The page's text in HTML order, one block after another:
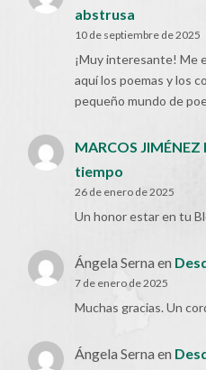
abstrusa
10 de septiembre de 2025
¡Muy interesante! Me
aquí los poemas y los
pequeño mundo de
MARCOS JIMÉNEZ
tiempo
26 de enero de 2025
Un honor estar en tu
Ángela Serna en
7 de enero de 2025
Muchas gracias. Un
Ángela Serna en